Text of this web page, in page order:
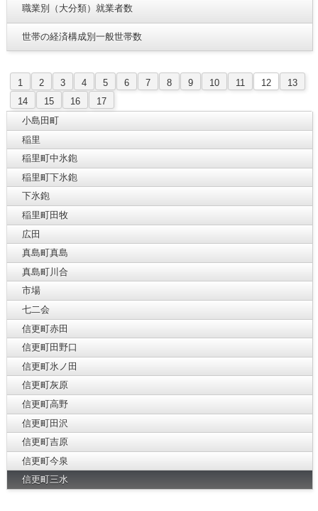
職業別（大分類）就業者数
世帯の経済構成別一般世帯数
1 2 3 4 5 6 7 8 9 10 11 12
13
14
15 16
17
小島田町
稲里
稲里町中氷鉋
稲里町下氷鉋
下氷鉋
稲里町田牧
広田
真島町真島
真島町川合
市場
七二会
信更町赤田
信更町田野口
信更町氷ノ田
信更町灰原
信更町高野
信更町田沢
信更町吉原
信更町今泉
信更町三水